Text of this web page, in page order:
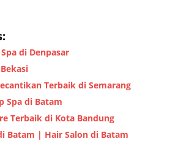
di Denpasar
Terbaik di Semarang
Spa di Batam
Terbaik di Kota Bandung
Batam | Hair Salon di Batam